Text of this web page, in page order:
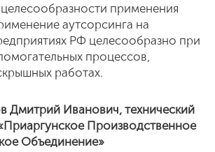
применения
аутсорсинга на
РФ целесообразно при
процессов,
работах.
Дмитрий Иванович, технический
Производственное
Объединение»